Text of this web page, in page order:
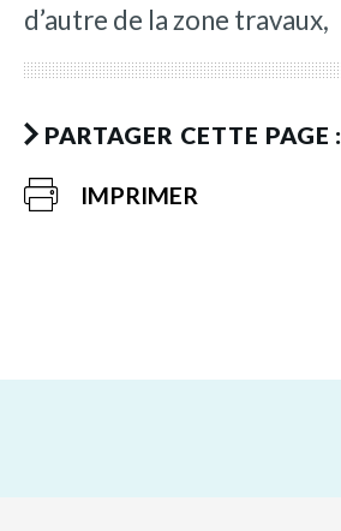
d’autre de la zone travaux,
PARTAGER CETTE PAGE :
IMPRIMER